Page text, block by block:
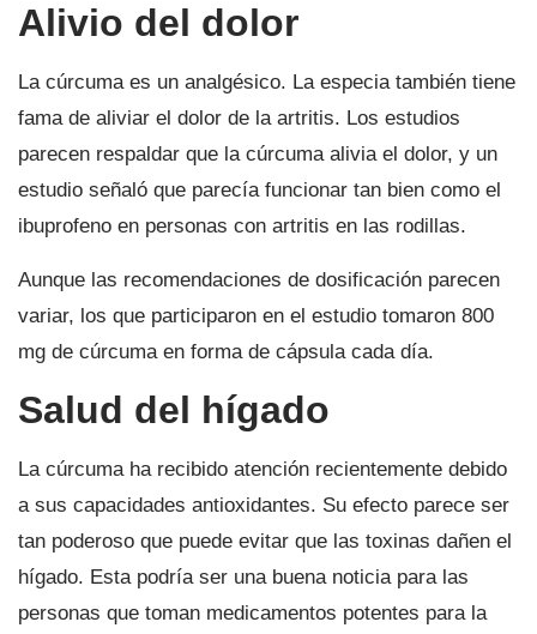
Alivio del dolor
La cúrcuma es un analgésico. La especia también tiene
fama de aliviar el dolor de la artritis. Los estudios
parecen respaldar que la cúrcuma alivia el dolor, y un
estudio señaló que parecía funcionar tan bien como el
ibuprofeno en personas con artritis en las rodillas.
Aunque las recomendaciones de dosificación parecen
variar, los que participaron en el estudio tomaron 800
mg de cúrcuma en forma de cápsula cada día.
Salud del hígado
La cúrcuma ha recibido atención recientemente debido
a sus capacidades antioxidantes. Su efecto parece ser
tan poderoso que puede evitar que las toxinas dañen el
hígado. Esta podría ser una buena noticia para las
personas que toman medicamentos potentes para la